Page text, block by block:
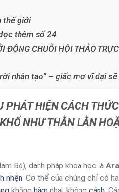
thế giới
thêm số 24
ĐỘNG CHUỖI HỘI THẢO
nhân tạo” – giấc mơ vĩ đại sẽ
PHÁT HIỆN CÁCH
NHƯ THẰN LẰN
Bộ), danh pháp khoa học là
nhện . Cơ thể của chúng chỉ có